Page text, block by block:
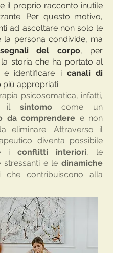
il proprio racconto inutile
Per questo motivo,
ad ascoltare non solo le
la persona condivide, ma
segnali del corpo, per
storia che ha portato al
e identificare i canali di
più appropriati.
psicosomatica, infatti,
il sintomocome un
da comprendere e non
eliminare. Attraverso il
diventa possibile
i conflitti interiori, le
stressanti e le dinamiche
che contribuiscono alla